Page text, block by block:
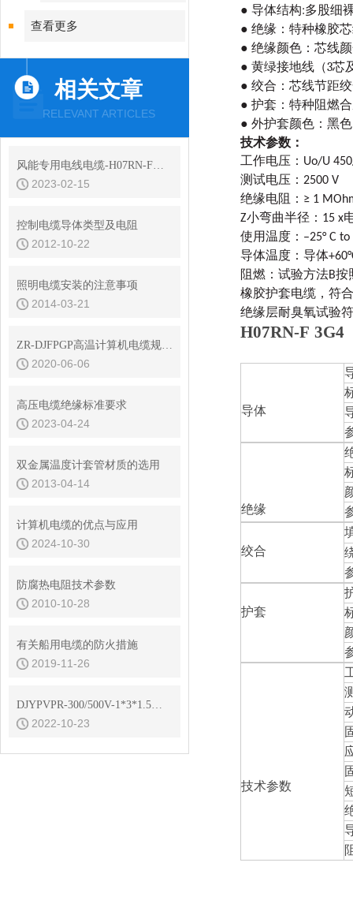
查看更多
相关文章
RELEVANT ARTICLES
风能专用电线电缆-H07RN-F橡套电缆
2023-02-15
控制电缆导体类型及电阻
2012-10-22
照明电缆安装的注意事项
2014-03-21
ZR-DJFPGP高温计算机电缆规格书
2020-06-06
高压电缆绝缘标准要求
2023-04-24
双金属温度计套管材质的选用
2013-04-14
计算机电缆的优点与应用
2024-10-30
防腐热电阻技术参数
2010-10-28
有关船用电缆的防火措施
2019-11-26
DJYPVPR-300/500V-1*3*1.5计算机电缆规格书
2022-10-23
● 导体结构:多股细
● 绝缘： 特种橡胶
● 绝缘颜色： 芯线
● 黄绿接地线（3芯
● 绞合： 芯线节距
● 护套： 特种阻燃
● 外护套颜色：黑色
技术参数：
工作电压 ：Uo/U
测试电压 ：2500 V
绝缘电阻
：≥ 1
Z小弯曲半径 ：15 x
使用温度 ：–25° C to
导体温度： 导体
阻燃 ：试验方法B按
橡胶护套电缆，符合
绝缘层耐臭氧试验符
H07RN-F 3G4
导体
绝缘
绞合
护套
技术参数